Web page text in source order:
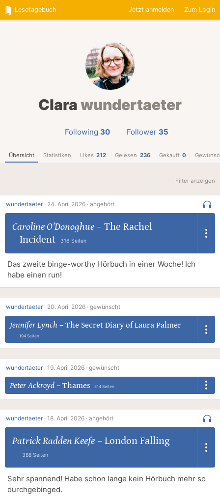
Lesetagebuch Jetzt anmelden Zum Login
Clarawundertaeter
Following 30 Follower 35
Übersicht Statistiken Likes 212 Gelesen 236 Gekauft 0
Filter anzeigen
wundertaeter · 24. April 2026 · angehört
Caroline O'Donoghue– The Rachel
Incident
316 Seiten
Das zweite binge-worthy Hörbuch in einer Woche! Ich
habe einen run!
wundertaeter · 20. April 2026 · gewünscht
Jennifer Lynch – The Secret Diary of Laura Palmer
194 Seiten
wundertaeter · 19. April 2026 · gewünscht
Peter Ackroyd – Thames 514 Seiten
wundertaeter · 18. April 2026 · angehört
Patrick Radden Keefe– London Falling
388 Seiten
Sehr spannend! Habe schon lange kein Hörbuch mehr so
durchgebinged.